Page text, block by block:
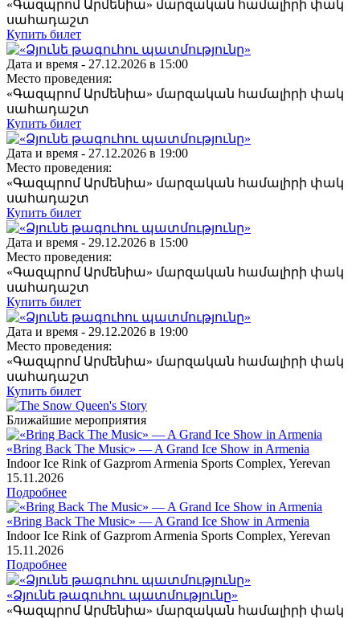
«Գազպրոմ Արմենիա» մարզական համալիրի փակ
սահադաշտ
Купить билет
Дата и время - 27.12.2026 в 15:00
Место проведения:
«Գազպրոմ Արմենիա» մարզական համալիրի փակ
սահադաշտ
Купить билет
Дата и время - 27.12.2026 в 19:00
Место проведения:
«Գազպրոմ Արմենիա» մարզական համալիրի փակ
սահադաշտ
Купить билет
Дата и время - 29.12.2026 в 15:00
Место проведения:
«Գազպրոմ Արմենիա» մարզական համալիրի փակ
սահադաշտ
Купить билет
Дата и время - 29.12.2026 в 19:00
Место проведения:
«Գազպրոմ Արմենիա» մարզական համալիրի փակ
սահադաշտ
Купить билет
Ближайшие мероприятия
«Bring Back The Music» — A Grand Ice Show in Armenia
Indoor Ice Rink of Gazprom Armenia Sports Complex, Yerevan
15.11.2026
Подробнее
«Bring Back The Music» — A Grand Ice Show in Armenia
Indoor Ice Rink of Gazprom Armenia Sports Complex, Yerevan
15.11.2026
Подробнее
«Ձյունե թագուհու պատմությունը»
«Գազպրոմ Արմենիա» մարզական համալիրի փակ